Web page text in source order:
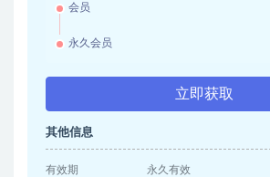
会员
永久会员
立即获取
其他信息
有效期 永久有效